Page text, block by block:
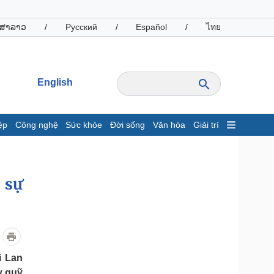
າລາວ / Русский / Español / ไทย
English
Công nghệ Sức khỏe Đời sống Văn hóa Giải trí
nghiệp
nghiệp
tin doanh nghiệp
Lan